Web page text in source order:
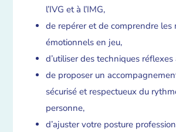
l’IVG et à l’IMG,
de repérer et de comprendre les
émotionnels en jeu,
d’utiliser des techniques réflexes
de proposer un
sécurisé et respectueux du
personne,
d’ajuster votre posture